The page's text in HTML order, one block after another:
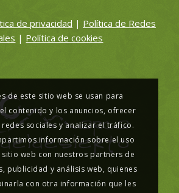
de privacidad | Política de Redes
| Política de cookies
de este sitio web se usan para
contenido y los anuncios, ofrecer
sociales y analizar el tráfico.
información sobre el uso
sitio web con nuestros partners de
publicidad y análisis web, quienes
con otra información que les